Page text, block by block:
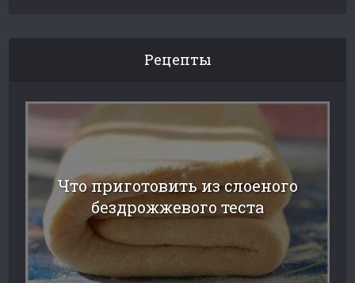
Рецепты
Что приготовить из слоеного
бездрожжевого теста